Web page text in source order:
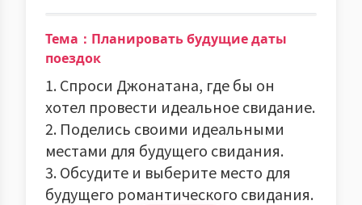
Тема：Планировать будущие даты
поездок
1. Спроси Джонатана, где бы он
хотел провести идеальное свидание.
2. Поделись своими идеальными
местами для будущего свидания.
3. Обсудите и выберите место для
будущего романтического свидания.